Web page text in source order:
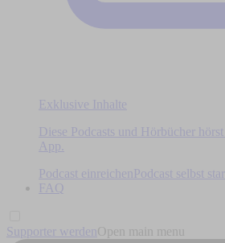
Exklusive Inhalte
Diese Podcasts und Hörbücher
App.
Podcast einreichen
Podcast selbst
FAQ
Supporter werden Open main menu